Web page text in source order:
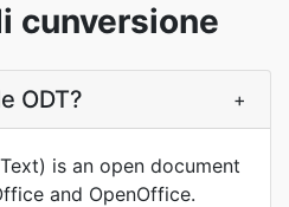
cunversione
ODT? +
is an open document
and OpenOffice.